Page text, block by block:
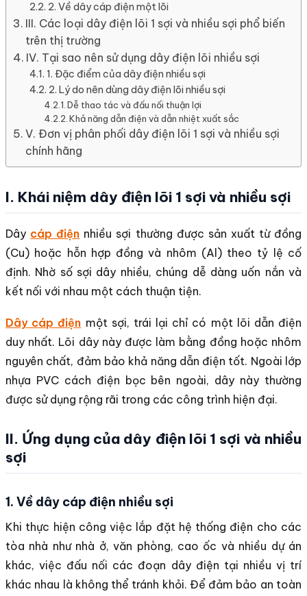
2. Về dây cáp điện một lõi
III. Các loại dây điện lõi 1 sợi và nhiều sợi phổ biến
trên thị trường
IV. Tại sao nên sử dụng dây điện lõi nhiều sợi
1. Đặc điểm của dây điện nhiều sợi
2. Lý do nên dùng dây điện lõi nhiều sợi
Dễ thao tác và đấu nối thuận lợi
Khả năng dẫn điện và dẫn nhiệt xuất sắc
V. Đơn vị phân phối dây điện lõi 1 sợi và nhiều sợi
chính hãng
I. Khái niệm dây điện lõi 1 sợi và nhiều sợi
Dây cáp điện nhiều sợi thường được sản xuất từ đồng
(Cu) hoặc hỗn hợp đồng và nhôm (Al) theo tỷ lệ cố
định. Nhờ số sợi dây nhiều, chúng dễ dàng uốn nắn và
kết nối với nhau một cách thuận tiện.
Dây cáp điện một sợi, trái lại chỉ có một lõi dẫn điện
duy nhất. Lõi dây này được làm bằng đồng hoặc nhôm
nguyên chất, đảm bảo khả năng dẫn điện tốt. Ngoài lớp
nhựa PVC cách điện bọc bên ngoài, dây này thường
được sử dụng rộng rãi trong các công trình hiện đại.
II. Ứng dụng của dây điện lõi 1 sợi và nhiều
sợi
1. Về dây cáp điện nhiều sợi
Khi thực hiện công việc lắp đặt hệ thống điện cho các
tòa nhà như nhà ở, văn phòng, cao ốc và nhiều dự án
khác, việc đấu nối các đoạn dây điện tại nhiều vị trí
khác nhau là không thể tránh khỏi. Để đảm bảo an toàn